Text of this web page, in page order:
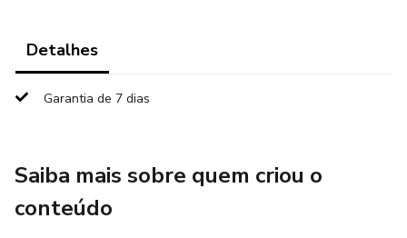
Detalhes
Garantia de 7 dias
Saiba mais sobre quem criou o
conteúdo